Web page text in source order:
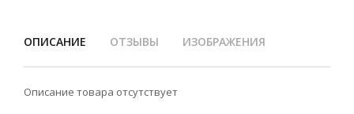
ОПИСАНИЕ ОТЗЫВЫ ИЗОБРАЖЕНИЯ
Описание товара отсутствует